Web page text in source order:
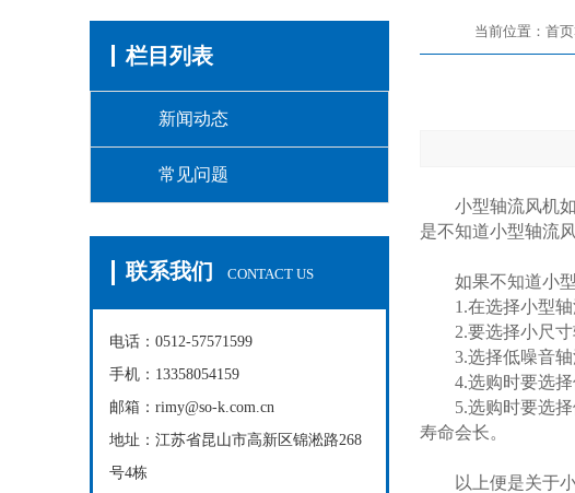
栏目列表
新闻动态
常见问题
联系我们 CONTACT US
电话：0512-57571599
手机：13358054159
邮箱：rimy@so-k.com.cn
地址：江苏省昆山市高新区锦淞路268
号4栋
当前位置： 首页
小型轴流风机如
是不知道小型轴流
如果不知道小型
1.在选择小型轴流
2.要选择小尺寸
3.选择低噪音轴
4.选购时要选择
5.选购时要选择
寿命会长。
以上便是关于小